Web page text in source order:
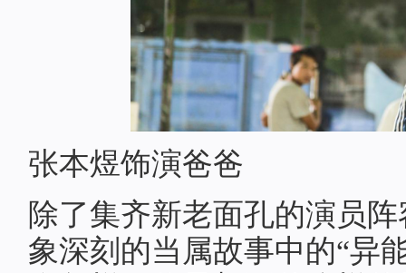
张本煜饰演爸爸
除了集齐新老面孔的演员
象深刻的当属故事中的“